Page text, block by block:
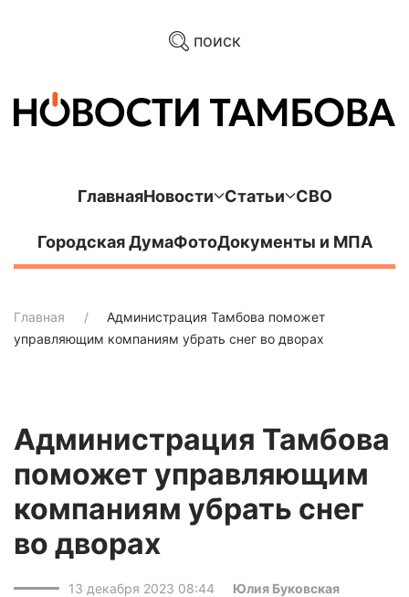
поиск
ГлавнаяНовости Статьи СВО
Городская ДумаФотоДокументы и МПА
Главная
Администрация Тамбова поможет
управляющим компаниям убрать снег во дворах
Администрация Тамбова
поможет управляющим
компаниям убрать снег
во дворах
13 декабря 2023 08:44
Юлия Буковская